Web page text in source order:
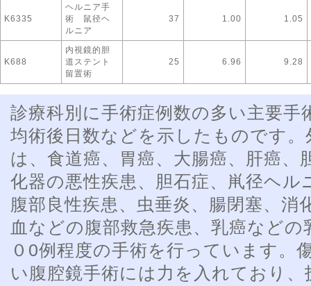
K6335
ヘルニア手
術 鼠径ヘ
ルニア
37 1.00 1.05
K688
内視鏡的胆
道ステント
留置術
25 6.96 9.28
診療科別に手術症例数の多い主要手
均術後日数などを示したものです
は、食道癌、胃癌、大腸癌、肝癌、
化器の悪性疾患、胆石症、鼡径ヘル
腹部良性疾患、虫垂炎、腸閉塞、消
血などの腹部救急疾患、乳癌などの
０0例程度の手術を行っています。
い腹腔鏡手術には力を入れており